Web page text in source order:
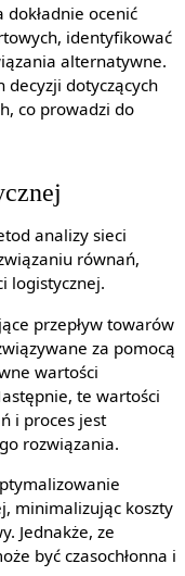
ocenić
identyfikować
alternatywne.
decyzji dotyczących
co prowadzi do
analizy sieci
równań,
logistycznej.
przepływ towarów
za pomocą
wartości
te wartości
i proces jest
rozwiązania.
minimalizując koszty
Jednakże, ze
być czasochłonna i